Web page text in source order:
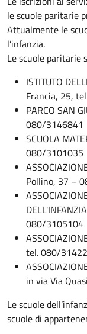
le scuole paritarie
Attualmente le
l’infanzia.
Le scuole paritarie
ISTITUTO
Francia, 25,
PARCO SAN
080/3146841
SCUOLA
080/3101035
Pollino, 37 –
080/3105104
tel. 080/
in via Via
Le scuole
scuole di